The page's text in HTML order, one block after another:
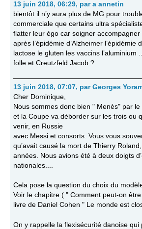
13 juin 2018, 06:29, par a annetin
bientôt il n’y aura plus de MG pour
commerciale que certains ultra
flatter leur égo car soigner accompagner
après l’épidémie d’Alzheimer l’épidémie
lactose le gluten les vaccins l’aluminium
folle et Creutzfeld Jacob ?
13 juin 2018, 07:07, par Georges
Cher Dominique,
Nous sommes donc bien " Menès" par le
et la Coupe va déborder sur les trois ou
venir, en Russie
avec Messi et consorts. Vous vous
qu’avait causé la mort de Thierry
années. Nous avions été à deux doigts
nationales....
Cela pose la question du choix du
Voir le chapitre ( " Comment peut-on
livre de Daniel Cohen " Le monde est
On y rappelle la flexisécurité danoise qui